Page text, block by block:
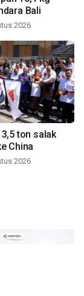
Bali
2026
ton salak
China
2026